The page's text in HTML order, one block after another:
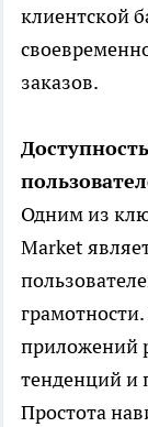
клиентской
заказов.
Одним из
Market
приложений
тенденций и
Простота